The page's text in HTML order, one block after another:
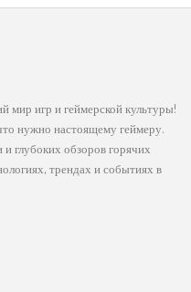
мир игр и геймерской культуры!
нужно настоящему геймеру.
глубоких обзоров горячих
трендах и событиях в